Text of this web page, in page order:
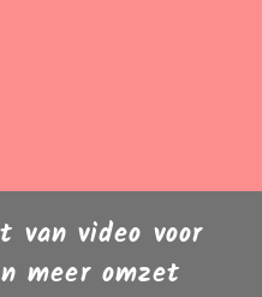
van video voor
meer omzet